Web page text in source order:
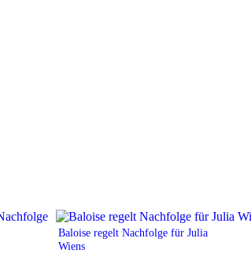
Baloise regelt Nachfolge für Julia
Wiens